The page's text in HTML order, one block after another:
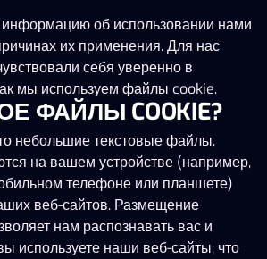
Fancy Fruits Respins of Amun-Re
Crystal Ball Red
об использовании нами
их применения. Для нас
себя уверенно в
мы используем файлы cookie.
ФАЙЛЫ COOKIE?
небольшие текстовые файлы,
на вашем устройстве (например,
телефоне или планшете)
веб-сайтов. Размещение
нам распознавать вас и
используете наши веб-сайты, что